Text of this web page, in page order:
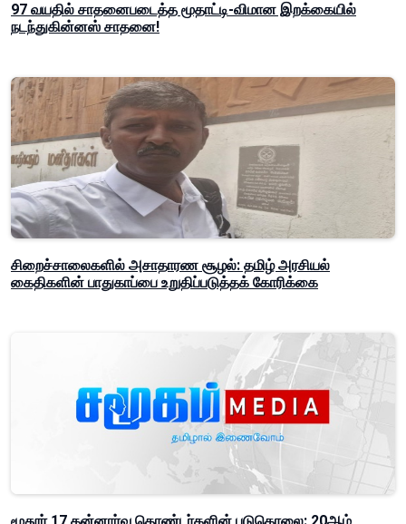
97 வயதில் சாதனைபடைத்த மூதாட்டி-விமான இறக்கையில்
நடந்துகின்னஸ் சாதனை!
சிறைச்சாலைகளில் அசாதாரண சூழல்: தமிழ் அரசியல்
கைதிகளின் பாதுகாப்பை உறுதிப்படுத்தக் கோரிக்கை